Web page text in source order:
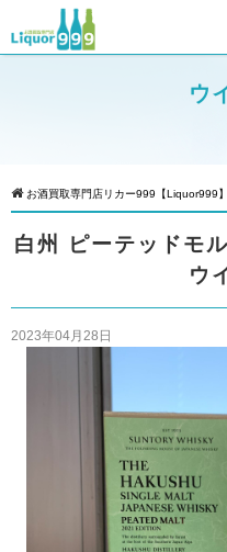
ウ
お酒買取専門店リカー999【Liquor999】
白州 ピーテッドモ
ウ
2023年04月28日